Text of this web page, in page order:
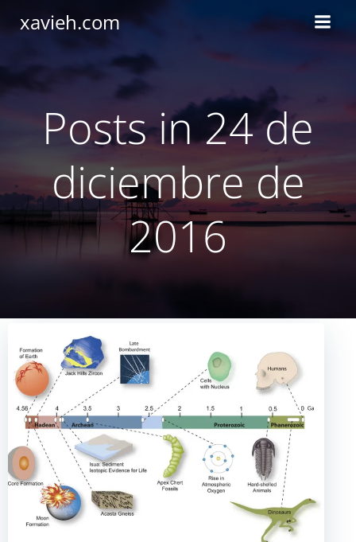
xavieh.com
Posts in 24 de
diciembre de
2016